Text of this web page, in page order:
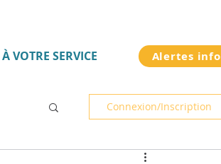
À VOTRE SERVICE Alertes info
Connexion/Inscription